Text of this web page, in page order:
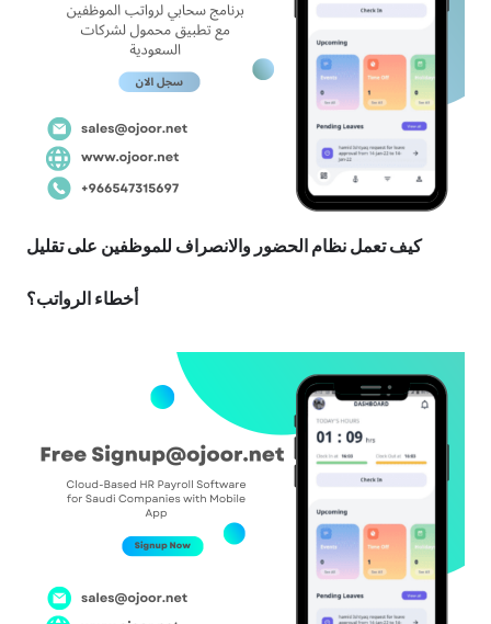
كيف تعمل نظام الحضور والانصراف للموظفين على تقليل
أخطاء الرواتب؟